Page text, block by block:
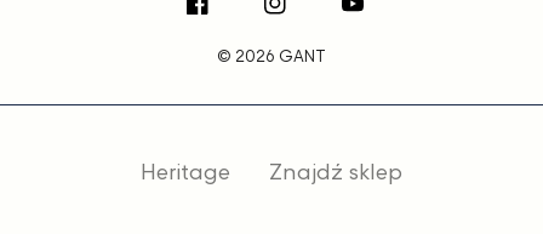
FacebookInstagramYouTube
© 2026 GANT
Heritage Znajdź sklep